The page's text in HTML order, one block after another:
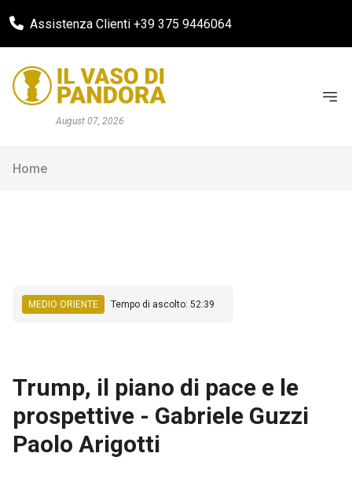
Assistenza Clienti +39 375 9446064
August 07, 2026
Home
MEDIO ORIENTE Tempo di ascolto: 52:39
Trump, il piano di pace e le
prospettive - Gabriele Guzzi
Paolo Arigotti